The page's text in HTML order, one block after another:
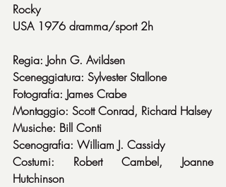
Rocky
USA 1976 dramma/sport 2h
Regia: John G. Avildsen
Sceneggiatura: Sylvester Stallone
Fotografia: James Crabe
Montaggio: Scott Conrad, Richard Halsey
Musiche: Bill Conti
Scenografia: William J. Cassidy
Costumi: Robert Cambel, Joanne
Hutchinson